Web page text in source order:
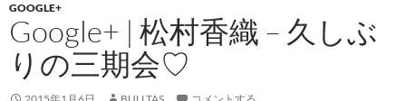
GOOGLE+
Google+ | 松村香織 – 久しぶ
りの三期会♡